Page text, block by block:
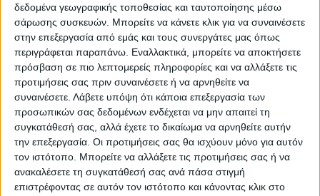
δεδομένα γεωγραφικής τοποθεσίας και ταυτοποίησης μέσω
σάρωσης συσκευών. Μπορείτε να κάνετε κλικ για να συναινέσετε
στην επεξεργασία από εμάς και τους συνεργάτες μας όπως
περιγράφεται παραπάνω. Εναλλακτικά, μπορείτε να αποκτήσετε
πρόσβαση σε πιο λεπτομερείς πληροφορίες και να αλλάξετε τις
προτιμήσεις σας πριν συναινέσετε ή να αρνηθείτε να
συναινέσετε. Λάβετε υπόψη ότι κάποια επεξεργασία των
προσωπικών σας δεδομένων ενδέχεται να μην απαιτεί τη
συγκατάθεσή σας, αλλά έχετε το δικαίωμα να αρνηθείτε αυτήν
την επεξεργασία. Οι προτιμήσεις σας θα ισχύουν μόνο για αυτόν
τον ιστότοπο. Μπορείτε να αλλάξετε τις προτιμήσεις σας ή να
ανακαλέσετε τη συγκατάθεσή σας ανά πάσα στιγμή
επιστρέφοντας σε αυτόν τον ιστότοπο και κάνοντας κλικ στο
ανθρώπινα φέρεται ένας μυθικός ήρωας;
Κλαίει; Συμπονεί; Θυμώνει; Σε αυτό το
εργαστήρι αναγνωρίζουμε όλες τις πτυχές
του και ανακαλύπτουμε τον ήρωα μέσα μας
και έξω μας.
«Στη βιβλιοθήκη όλα είναι Ε-ξωτικά!». Είχες
ποτέ την τύχη να δεις κάποια μυθική Νύμφη
να κάθεται στο πλάι ποταμού; Συνάντησες
κάποτε σε μακροβούτι σου Νηρηίδες να